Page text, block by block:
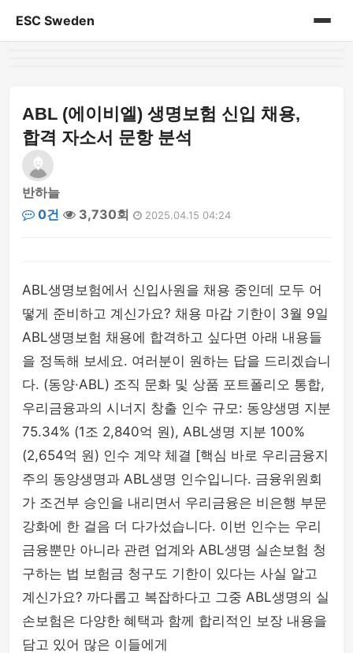
ESC Sweden
ABL (에이비엘) 생명보험 신입 채용,
합격 자소서 문항 분석
반하늘
0건
3,730회 2025.04.15 04:24
ABL생명보험에서 신입사원을 채용 중인데 모두 어
떻게 준비하고 계신가요? 채용 마감 기한이 3월 9일
ABL생명보험 채용에 합격하고 싶다면 아래 내용들
을 정독해 보세요. 여러분이 원하는 답을 드리겠습니
다. (동양·ABL) 조직 문화 및 상품 포트폴리오 통합,
우리금융과의 시너지 창출 인수 규모: 동양생명 지분
75.34% (1조 2,840억 원), ABL생명 지분 100%
(2,654억 원) 인수 계약 체결 [핵심 바로 우리금융지
주의 동양생명과 ABL생명 인수입니다. 금융위원회
가 조건부 승인을 내리면서 우리금융은 비은행 부문
강화에 한 걸음 더 다가섰습니다. 이번 인수는 우리
금융뿐만 아니라 관련 업계와 ABL생명 실손보험 청
구하는 법 보험금 청구도 기한이 있다는 사실 알고
계신가요? 까다롭고 복잡하다고 그중 ABL생명의 실
손보험은 다양한 혜택과 함께 합리적인 보장 내용을
담고 있어 많은 이들에게